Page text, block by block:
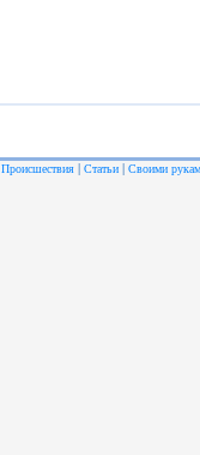
Происшествия | Статьи | Своими